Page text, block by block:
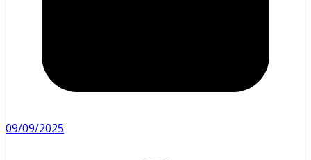
09/09/2025